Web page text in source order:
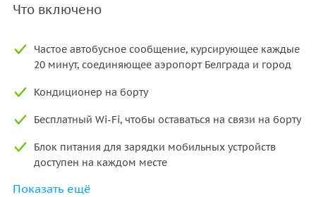
Что включено
Частое автобусное сообщение, курсирующее каждые
20 минут, соединяющее аэропорт Белграда и город
Кондиционер на борту
Бесплатный Wi-Fi, чтобы оставаться на связи на борту
Блок питания для зарядки мобильных устройств
доступен на каждом месте
На борту имеется мультимедийная система, которая
Показать ещё